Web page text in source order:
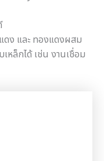
ดง และ ทองแดงผสม
เหล็กได้ เช่น งานเชื่อม